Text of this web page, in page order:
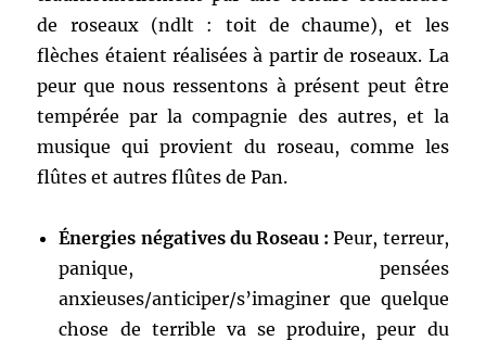
de roseaux (ndlt : toit de chaume), et les
flèches étaient réalisées à partir de roseaux. La
peur que nous ressentons à présent peut être
tempérée par la compagnie des autres, et la
musique qui provient du roseau, comme les
flûtes et autres flûtes de Pan.
Énergies négatives du Roseau : Peur, terreur,
panique, pensées
anxieuses/anticiper/s’imaginer que quelque
chose de terrible va se produire, peur du